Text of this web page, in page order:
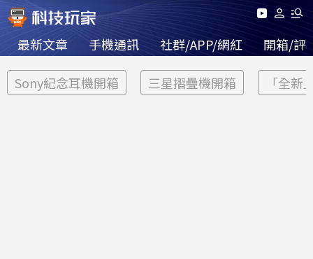
最新文章 手機通訊 社群/APP/網紅 開箱/評
Sony紀念耳機開箱 三星摺疊機開箱 「全新